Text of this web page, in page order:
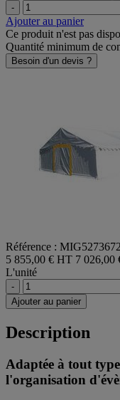
-
Ajouter au panier
Ce produit n'est pas
Quantité minimum de
Besoin d'un devis ?
Référence : MIG5273672
5 855,00 € HT 7 026,00
L'unité
-
Ajouter au panier
Description
Adaptée à tout
l'organisation